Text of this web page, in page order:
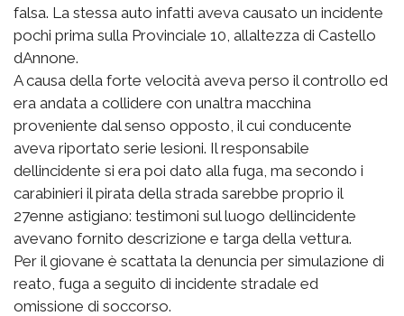
falsa. La stessa auto infatti aveva causato un incidente
pochi prima sulla Provinciale 10, allaltezza di Castello
dAnnone.
A causa della forte velocità aveva perso il controllo ed
era andata a collidere con unaltra macchina
proveniente dal senso opposto, il cui conducente
aveva riportato serie lesioni. Il responsabile
dellincidente si era poi dato alla fuga, ma secondo i
carabinieri il pirata della strada sarebbe proprio il
27enne astigiano: testimoni sul luogo dellincidente
avevano fornito descrizione e targa della vettura.
Per il giovane è scattata la denuncia per simulazione di
reato, fuga a seguito di incidente stradale ed
omissione di soccorso.